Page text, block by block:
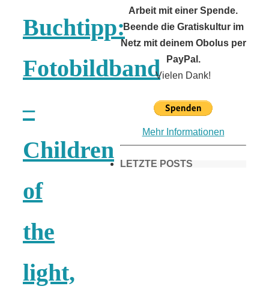
Buchtipp:
Fotobildband
–
Children
of
the
light,
Arbeit mit einer Spende.
Beende die Gratiskultur im
Netz mit deinem Obolus per
PayPal.
Vielen Dank!
Mehr Informationen
LETZTE POSTS